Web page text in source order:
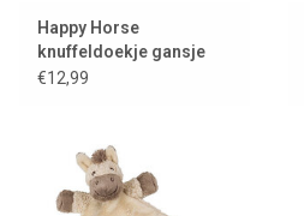
Happy Horse
knuffeldoekje gansje
Glen
€12,99